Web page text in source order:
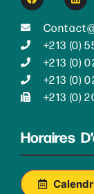
+213 (0)
+213 (0)
+213 (0)
+213 (0)
Horaires